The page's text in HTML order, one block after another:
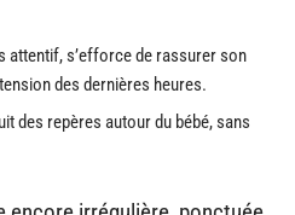
attentif, s’efforce de rassurer son
des dernières heures.
des repères autour du bébé, sans